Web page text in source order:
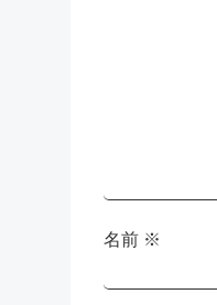
ン
名前 ※